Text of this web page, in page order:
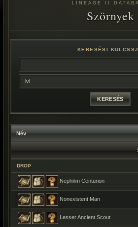
LINEAGE II
Szörnyek
KERESÉSI
Név
DROP
Nephilim Centurion
Nonexistent Man
Lesser Ancient Scout